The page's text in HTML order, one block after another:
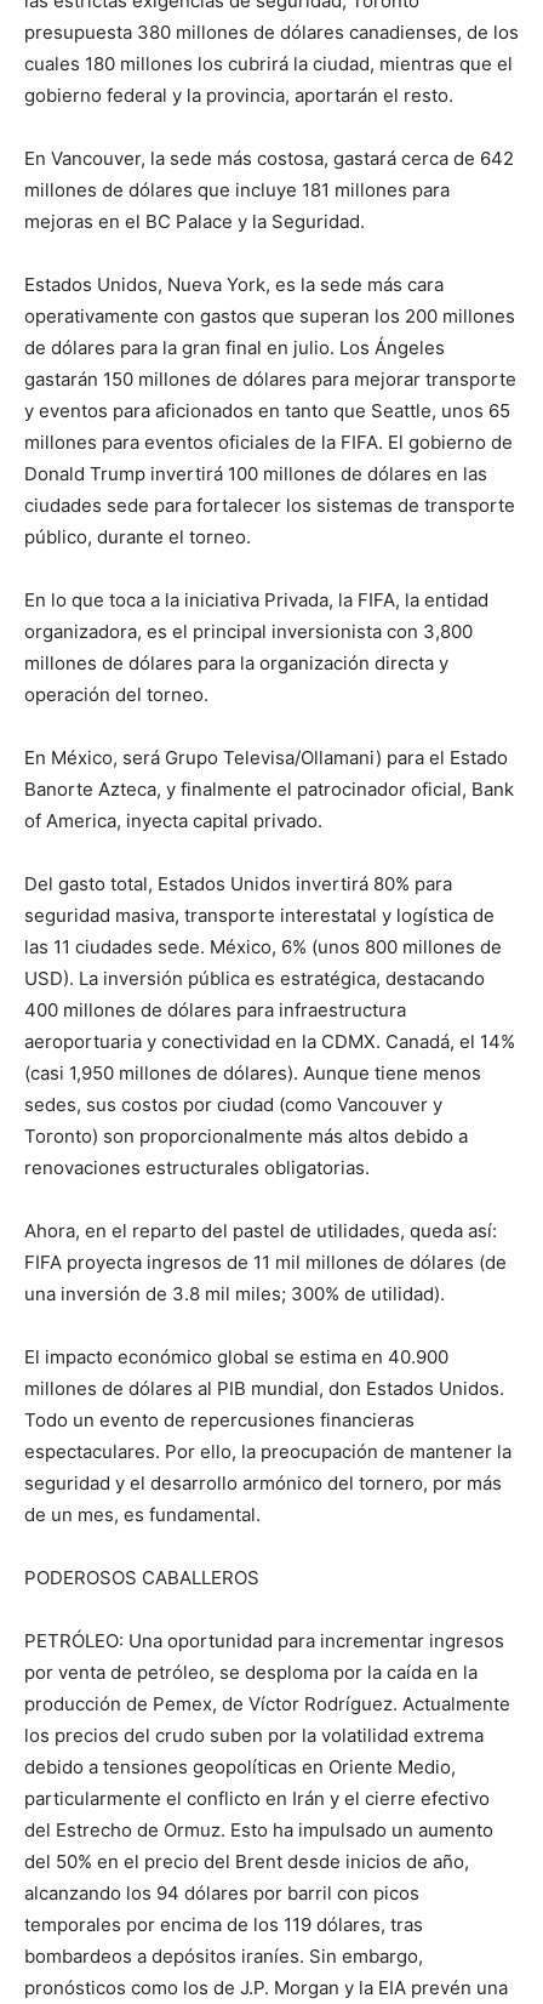
presupuesta 380 millones de dólares canadienses, de los
cuales 180 millones los cubrirá la ciudad, mientras que el
gobierno federal y la provincia, aportarán el resto.
En Vancouver, la sede más costosa, gastará cerca de 642
millones de dólares que incluye 181 millones para
mejoras en el BC Palace y la Seguridad.
Estados Unidos, Nueva York, es la sede más cara
operativamente con gastos que superan los 200 millones
de dólares para la gran final en julio. Los Ángeles
gastarán 150 millones de dólares para mejorar transporte
y eventos para aficionados en tanto que Seattle, unos 65
millones para eventos oficiales de la FIFA. El gobierno de
Donald Trump invertirá 100 millones de dólares en las
ciudades sede para fortalecer los sistemas de transporte
público, durante el torneo.
En lo que toca a la iniciativa Privada, la FIFA, la entidad
organizadora, es el principal inversionista con 3,800
millones de dólares para la organización directa y
operación del torneo.
En México, será Grupo Televisa/Ollamani) para el Estado
Banorte Azteca, y finalmente el patrocinador oficial, Bank
of America, inyecta capital privado.
Del gasto total, Estados Unidos invertirá 80% para
seguridad masiva, transporte interestatal y logística de
las 11 ciudades sede. México, 6% (unos 800 millones de
USD). La inversión pública es estratégica, destacando
400 millones de dólares para infraestructura
aeroportuaria y conectividad en la CDMX. Canadá, el 14%
(casi 1,950 millones de dólares). Aunque tiene menos
sedes, sus costos por ciudad (como Vancouver y
Toronto) son proporcionalmente más altos debido a
renovaciones estructurales obligatorias.
Ahora, en el reparto del pastel de utilidades, queda así:
FIFA proyecta ingresos de 11 mil millones de dólares (de
una inversión de 3.8 mil miles; 300% de utilidad).
El impacto económico global se estima en 40.900
millones de dólares al PIB mundial, don Estados Unidos.
Todo un evento de repercusiones financieras
espectaculares. Por ello, la preocupación de mantener la
seguridad y el desarrollo armónico del tornero, por más
de un mes, es fundamental.
PODEROSOS CABALLEROS
PETRÓLEO: Una oportunidad para incrementar ingresos
por venta de petróleo, se desploma por la caída en la
producción de Pemex, de Víctor Rodríguez. Actualmente
los precios del crudo suben por la volatilidad extrema
debido a tensiones geopolíticas en Oriente Medio,
particularmente el conflicto en Irán y el cierre efectivo
del Estrecho de Ormuz. Esto ha impulsado un aumento
del 50% en el precio del Brent desde inicios de año,
alcanzando los 94 dólares por barril con picos
temporales por encima de los 119 dólares, tras
bombardeos a depósitos iraníes. Sin embargo,
pronósticos como los de J.P. Morgan y la EIA prevén una